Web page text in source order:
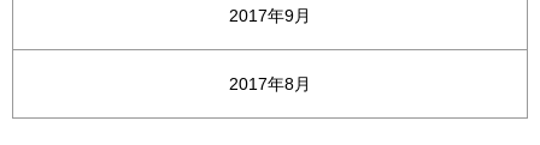
2017年9月
2017年8月